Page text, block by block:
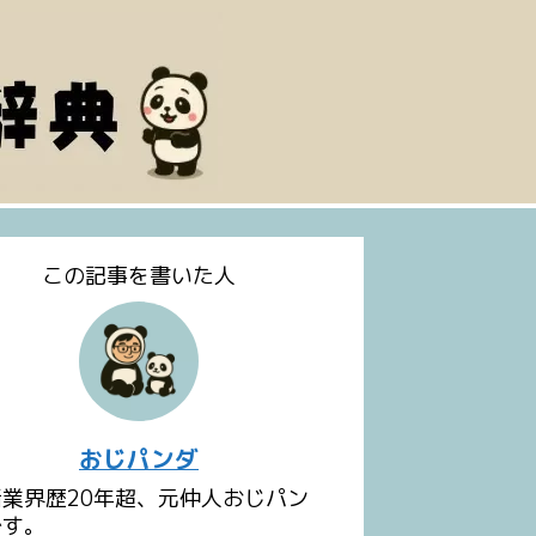
この記事を書いた人
おじパンダ
界歴20年超、元仲人おじパン
。